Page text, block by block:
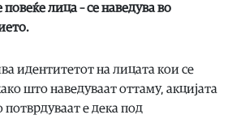
повеќе лица – се наведува во
идентитетот на лицата кои се
што наведуваат оттаму, акцијата
е дека под